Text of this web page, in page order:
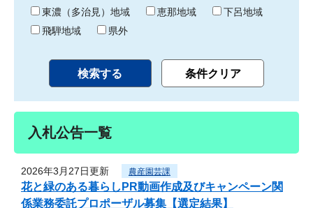
東濃（多治見）地域
恵那地域
下呂地域
飛騨地域
県外
入札公告一覧
2026年3月27日更新 農産園芸課
花と緑のある暮らしPR動画作成及びキャンペーン関
係業務委託プロポーザル募集【選定結果】